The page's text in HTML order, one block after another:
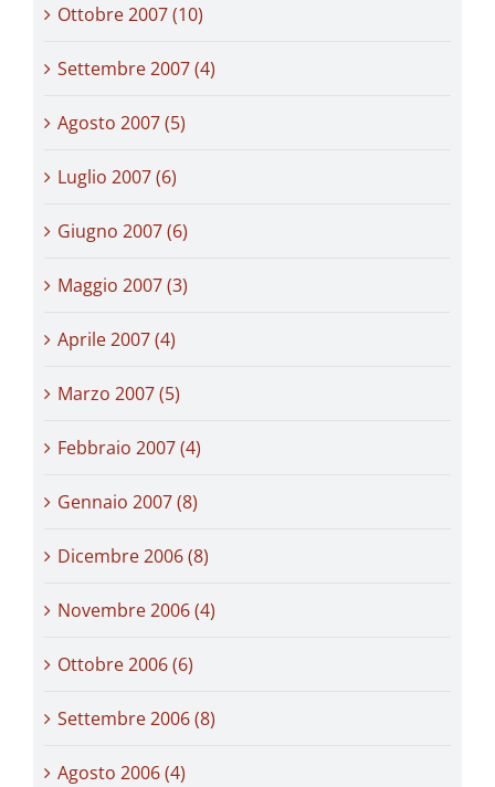
Ottobre 2007 (10)
Settembre 2007 (4)
Agosto 2007 (5)
Luglio 2007 (6)
Giugno 2007 (6)
Maggio 2007 (3)
Aprile 2007 (4)
Marzo 2007 (5)
Febbraio 2007 (4)
Gennaio 2007 (8)
Dicembre 2006 (8)
Novembre 2006 (4)
Ottobre 2006 (6)
Settembre 2006 (8)
Agosto 2006 (4)